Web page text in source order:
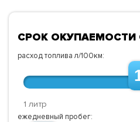
СРОК
расход топлива л/100км:
1 литр
ежедневный пробег: